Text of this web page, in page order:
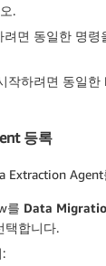
.
면 동일한 명
작하려면 동일한
등록
Extraction
를 Data
택합니다.